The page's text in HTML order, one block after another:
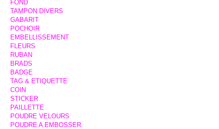
FOND
TAMPON DIVERS
GABARIT
POCHOIR
EMBELLISSEMENT
FLEURS
RUBAN
BRADS
BADGE
TAG & ETIQUETTE
COIN
STICKER
PAILLETTE
POUDRE VELOURS
POUDRE A EMBOSSER